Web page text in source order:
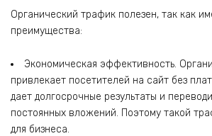
Органический трафик полезен, так как
преимущества:
Экономическая эффективность.
привлекает посетителей на сайт без
дает долгосрочные результаты и
постоянных вложений. Поэтому такой
для бизнеса.